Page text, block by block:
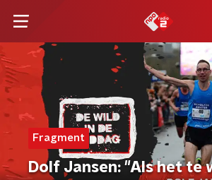
Fragment
Dolf Jansen: "Als het te